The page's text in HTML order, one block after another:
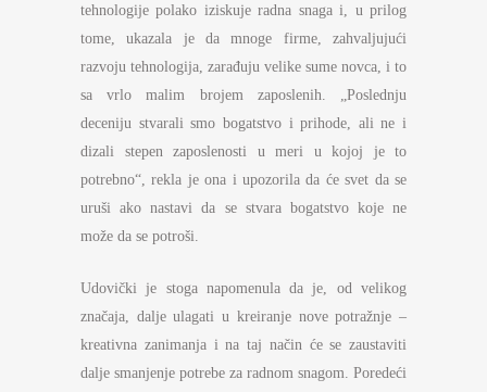
tehnologije polako iziskuje radna snaga i, u prilog
tome, ukazala je da mnoge firme, zahvaljujući
razvoju tehnologija, zarađuju velike sume novca, i to
sa vrlo malim brojem zaposlenih. „Poslednju
deceniju stvarali smo bogatstvo i prihode, ali ne i
dizali stepen zaposlenosti u meri u kojoj je to
potrebno“, rekla je ona i upozorila da će svet da se
uruši ako nastavi da se stvara bogatstvo koje ne
može da se potroši.
Udovički je stoga napomenula da je, od velikog
značaja, dalje ulagati u kreiranje nove potražnje –
kreativna zanimanja i na taj način će se zaustaviti
dalje smanjenje potrebe za radnom snagom. Poredeći